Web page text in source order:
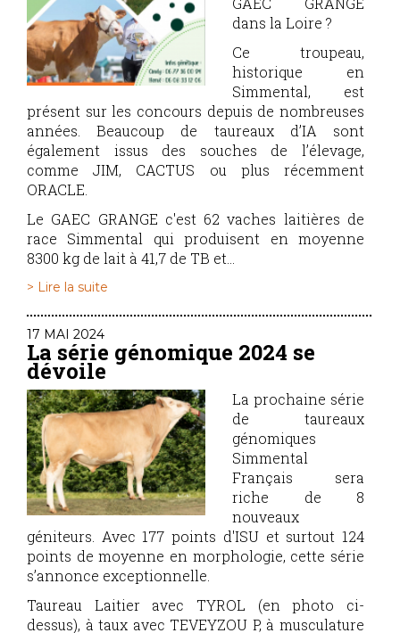
dans la Loire ?
Ce troupeau,
historique en
Simmental, est
présent sur les concours depuis de nombreuses
années. Beaucoup de taureaux d’IA sont
également issus des souches de l’élevage,
comme JIM, CACTUS ou plus récemment
ORACLE.
Le GAEC GRANGE c'est 62 vaches laitières de
race Simmental qui produisent en moyenne
8300 kg de lait à 41,7 de TB et...
> Lire la suite
17 MAI 2024
La série génomique 2024 se
dévoile
La prochaine série
de taureaux
génomiques
Simmental
Français sera
riche de 8
nouveaux
géniteurs. Avec 177 points d'ISU et surtout 124
points de moyenne en morphologie, cette série
s’annonce exceptionnelle.
Taureau Laitier avec TYROL (en photo ci-
dessus), à taux avec TEVEYZOU P, à musculature